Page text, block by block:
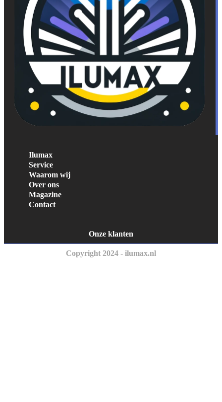
Ilumax
Service
Waarom wij
Over ons
Magazine
Contact
Onze klanten
Copyright 2024 - ilumax.nl